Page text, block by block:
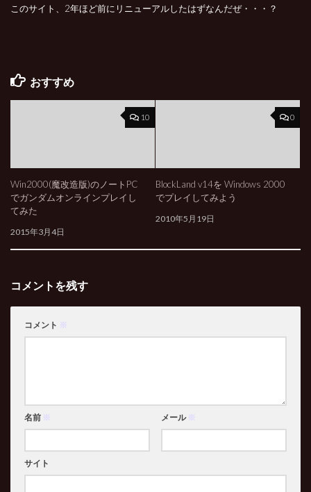
このサイト、2年ほど前にリニューアルしたはずなんだぜ・・・？
おすすめ
10
Win2000(魔改造版)のノートPC
でガンダムオンラインプレイし
てみた
2015年3月4日
0
BlockLand v14を Windows 2000
でプレイしてみよう
2010年5月19日
コメントを残す
コメント ※
名前 ※ メール ※
サイト